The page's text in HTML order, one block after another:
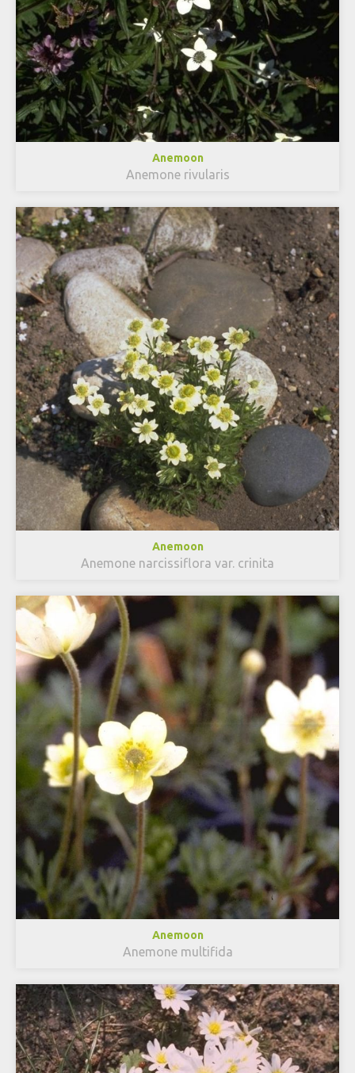
Anemoon
Anemone rivularis
Anemoon
Anemone narcissiflora var. crinita
Anemoon
Anemone multifida